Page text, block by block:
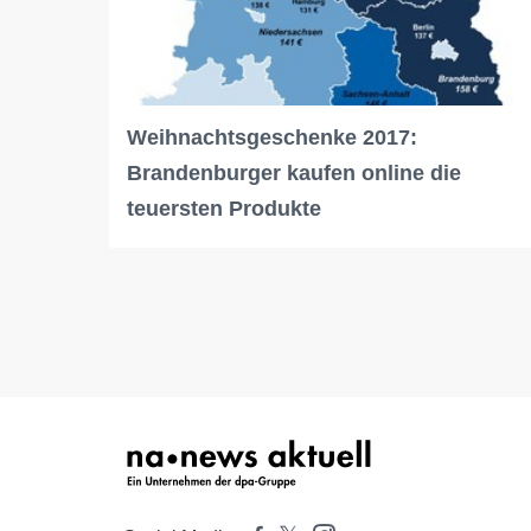
Weihnachtsgeschenke 2017:
Brandenburger kaufen online die
teuersten Produkte